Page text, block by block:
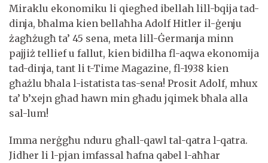
Miraklu ekonomiku li qiegħed ibellah lill-bqija tad-
dinja, bħalma kien bellaħha Adolf Hitler il-ġenju
żagħżugħ ta’ 45 sena, meta lill-Ġermanja minn
pajjiż tellief u fallut, kien bidilha fl-aqwa ekonomija
tad-dinja, tant li t-Time Magazine, fl-1938 kien
għażlu bħala l-istatista tas-sena! Prosit Adolf, mhux
ta’ b’xejn għad hawn min għadu jqimek bħala alla
sal-lum!
Imma nerġgħu nduru għall-qawl tal-qatra l-qatra.
Jidher li l-pjan imfassal ħafna qabel l-aħħar